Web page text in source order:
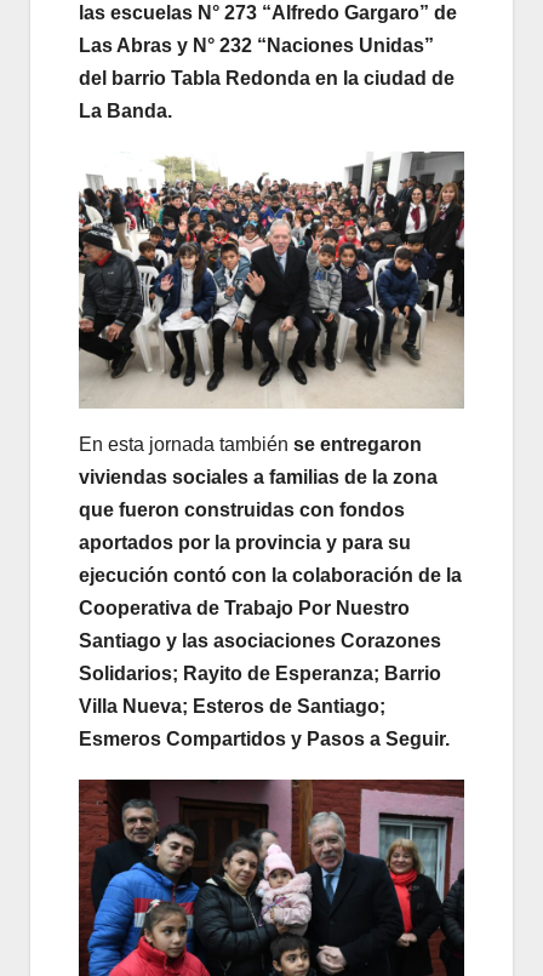
las escuelas N° 273 “Alfredo Gargaro” de
Las Abras y N° 232 “Naciones Unidas”
del barrio Tabla Redonda en la ciudad de
La Banda.
En esta jornada también se entregaron
viviendas sociales a familias de la zona
que fueron construidas con fondos
aportados por la provincia y para su
ejecución contó con la colaboración de la
Cooperativa de Trabajo Por Nuestro
Santiago y las asociaciones Corazones
Solidarios; Rayito de Esperanza; Barrio
Villa Nueva; Esteros de Santiago;
Esmeros Compartidos y Pasos a Seguir.